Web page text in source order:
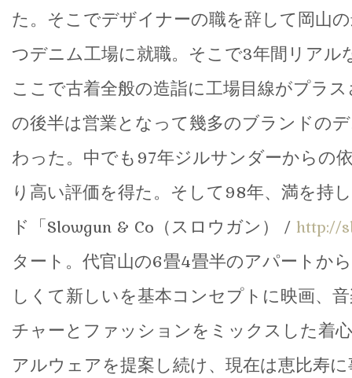
た。そこでデザイナーの職を辞して岡山
つデニム工場に就職。そこで3年間リアル
ここで古着全般の造詣に工場目線がプラ
の後半は営業となって幾多のブランドの
わった。中でも97年ジルサンダーからの
り高い評価を得た。そして98年、満を持
ド「Slowgun & Co（スロウガン） / http://
タート。代官山の6畳4畳半のアパートか
しくて新しいを基本コンセプトに映画、
チャーとファッションをミックスした着
アルウェアを提案し続け、現在は恵比寿